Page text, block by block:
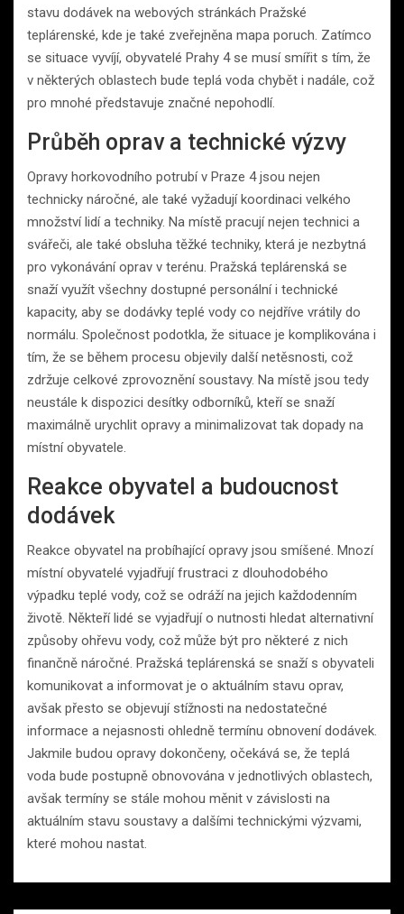
stavu dodávek na webových stránkách Pražské
teplárenské, kde je také zveřejněna mapa poruch. Zatímco
se situace vyvíjí, obyvatelé Prahy 4 se musí smířit s tím, že
v některých oblastech bude teplá voda chybět i nadále, což
pro mnohé představuje značné nepohodlí.
Průběh oprav a technické výzvy
Opravy horkovodního potrubí v Praze 4 jsou nejen
technicky náročné, ale také vyžadují koordinaci velkého
množství lidí a techniky. Na místě pracují nejen technici a
svářeči, ale také obsluha těžké techniky, která je nezbytná
pro vykonávání oprav v terénu. Pražská teplárenská se
snaží využít všechny dostupné personální i technické
kapacity, aby se dodávky teplé vody co nejdříve vrátily do
normálu. Společnost podotkla, že situace je komplikována i
tím, že se během procesu objevily další netěsnosti, což
zdržuje celkové zprovoznění soustavy. Na místě jsou tedy
neustále k dispozici desítky odborníků, kteří se snaží
maximálně urychlit opravy a minimalizovat tak dopady na
místní obyvatele.
Reakce obyvatel a budoucnost
dodávek
Reakce obyvatel na probíhající opravy jsou smíšené. Mnozí
místní obyvatelé vyjadřují frustraci z dlouhodobého
výpadku teplé vody, což se odráží na jejich každodenním
životě. Někteří lidé se vyjadřují o nutnosti hledat alternativní
způsoby ohřevu vody, což může být pro některé z nich
finančně náročné. Pražská teplárenská se snaží s obyvateli
komunikovat a informovat je o aktuálním stavu oprav,
avšak přesto se objevují stížnosti na nedostatečné
informace a nejasnosti ohledně termínu obnovení dodávek.
Jakmile budou opravy dokončeny, očekává se, že teplá
voda bude postupně obnovována v jednotlivých oblastech,
avšak termíny se stále mohou měnit v závislosti na
aktuálním stavu soustavy a dalšími technickými výzvami,
které mohou nastat.